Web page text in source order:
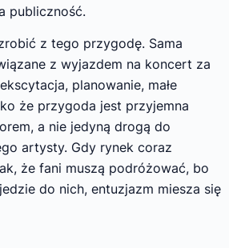
publiczność.
z tego przygodę. Sama
z wyjazdem na koncert za
planowanie, małe
że przygoda jest przyjemna
a nie jedyną drogą do
artysty. Gdy rynek coraz
że fani muszą podróżować, bo
do nich, entuzjazm miesza się